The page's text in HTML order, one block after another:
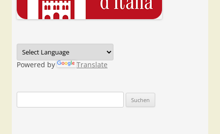
Powered by Translate
nach: